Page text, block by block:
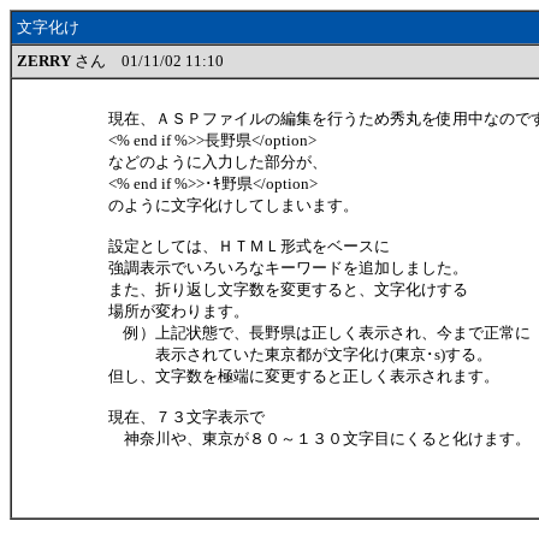
文字化け
ZERRY さん 01/11/02 11:10
現在、ＡＳＰファイルの編集を行うため秀丸を使用中なので
<% end if %>>長野県</option>
などのように入力した部分が、
<% end if %>>･ｷ野県</option>
のように文字化けしてしまいます。
設定としては、ＨＴＭＬ形式をベースに
強調表示でいろいろなキーワードを追加しました。
また、折り返し文字数を変更すると、文字化けする
場所が変わります。
例）上記状態で、長野県は正しく表示され、今まで正常に
表示されていた東京都が文字化け(東京･s)する。
但し、文字数を極端に変更すると正しく表示されます。
現在、７３文字表示で
神奈川や、東京が８０～１３０文字目にくると化けます。